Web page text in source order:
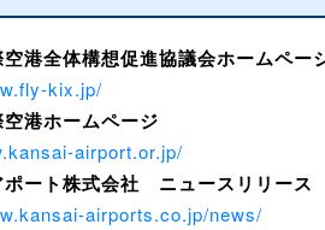
港全体構想促進協議会ホームペー
kix.jp/
港ホームページ
airport.or.jp/
ート株式会社 ニュースリリース
airports.co.jp/news/